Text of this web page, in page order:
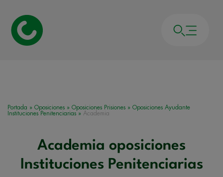
Portada » Oposiciones » Oposiciones Prisiones » Oposiciones Ayudante
Instituciones Penitenciarias » Academia
Academia oposiciones
Instituciones Penitenciarias